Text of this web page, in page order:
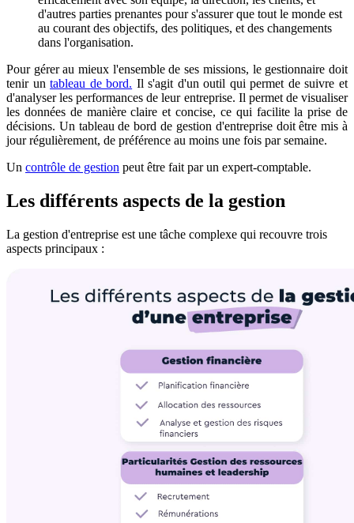
d'autres parties prenantes pour s'assurer que tout le monde est
au courant des objectifs, des politiques, et des changements
dans l'organisation.
Pour gérer au mieux l'ensemble de ses missions, le gestionnaire doit
tenir untableau de bord. Il s'agit d'un outil qui permet de suivre et
d'analyser les performances de leur entreprise. Il permet de visualiser
les données de manière claire et concise, ce qui facilite la prise de
décisions. Un tableau de bord de gestion d'entreprise doit être mis à
jour régulièrement, de préférence au moins une fois par semaine.
Un contrôle de gestion peut être fait par un expert-comptable.
Les différents aspects de la gestion
La gestion d'entreprise est une tâche complexe qui recouvre trois
aspects principaux :